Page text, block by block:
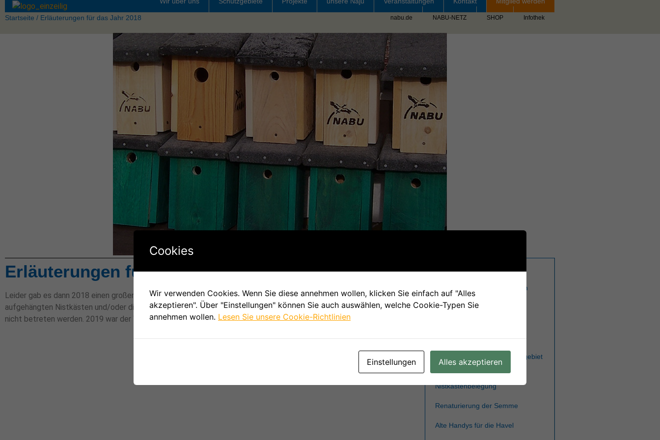
nabu.de NABU-NETZ SHOP Infothek
Startseite / Erläuterungen für das Jahr 2018
Erläuterungen für das Jahr 2018
Leider gab es dann 2018 einen großen Sturm, der den Münsteraner Wald teilweise zerstörte. Ein Drittel der
aufgehängten Nistkästen und/oder die Befestigungsbäume wurden zerstört. 2018 konnte der Wald wegen Windbruch
nicht betreten werden. 2019 war der Wald von Aufräumarbeiten gekennzeichnet.
Die Geschichte der Störche in
Münster Teil 1
Vogelankunftsdaten im Auengebiet
von Münster
Nistkastenbelegung
Renaturierung der Semme
Alte Handys für die Havel
Cookies
Wir verwenden Cookies. Wenn Sie diese annehmen wollen, klicken Sie einfach auf "Alles
akzeptieren". Über "Einstellungen" können Sie auch auswählen, welche Cookie-Typen Sie
annehmen wollen. Lesen Sie unsere Cookie-Richtlinien
Einstellungen Alles akzeptieren